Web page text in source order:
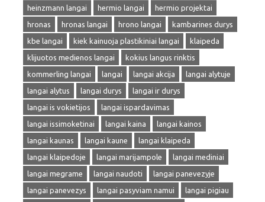
heinzmann langai
hermio langai
hermio projektai
hronas
hronas langai hrono langai
kambarines durys
kbe langai
kiek kainuoja plastikiniai langai
klaipeda
klijuotos medienos langai
kokius langus rinktis
kommerling langai
langai langai akcija
langai alytuje
langai alytus
langai durys
langai ir durys
langai is vokietijos
langai ispardavimas
langai issimoketinai
langai kaina
langai kainos
langai kaunas
langai kaune
langai klaipeda
langai klaipedoje
langai marijampole
langai mediniai
langai megrame
langai naudoti
langai panevezyje
langai panevezys
langai pasyviam namui
langai pigiau